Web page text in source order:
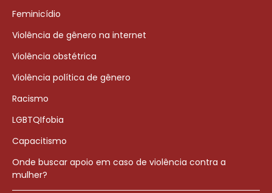
Feminicídio
Violência de gênero na internet
Violência obstétrica
Violência política de gênero
Racismo
LGBTQIfobia
Capacitismo
Onde buscar apoio em caso de violência contra a
mulher?